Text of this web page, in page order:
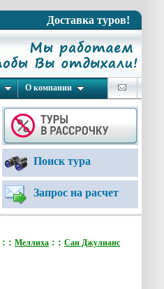
Доставка туров!
О компании
Поиск тура
Запрос на расчет
: : Меллиха : : Сан Джулианс